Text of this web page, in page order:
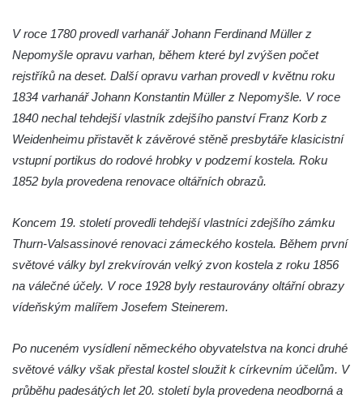
Kaple Panny Marie pod hradem Přimda
Kaple Panny Marie v Kunčicích nad Labem
Hrobová kaple na hřbitově v Rychnově u
Jablonce nad Nisou
Márnice/hřbitovní kaple na hřbitově v
Rychnově u Jablonce nad Nisou
Márnice na hřbitově v Krásné u Pěnčína
Výklenková kaple naproti domu čp. 34 v
Krásné u Pěnčína
Kostel svatého Josefa v Krásné u Pěnčína
poustevnou v Teplicích nad Metují
V roce 1780 provedl varhanář Johann Ferdinand Müller z
Nepomyšle opravu varhan, během které byl zvýšen počet
rejstříků na deset. Další opravu varhan provedl v květnu roku
1834 varhanář Johann Konstantin Müller z Nepomyšle. V roce
1840 nechal tehdejší vlastník zdejšího panství Franz Korb z
Weidenheimu přistavět k závěrové stěně presbytáře klasicistní
vstupní portikus do rodové hrobky v podzemí kostela. Roku
1852 byla provedena renovace oltářních obrazů.
Koncem 19. století provedli tehdejší vlastníci zdejšího zámku
Thurn-Valsassinové renovaci zámeckého kostela. Během první
světové války byl zrekvírován velký zvon kostela z roku 1856
na válečné účely. V roce 1928 byly restaurovány oltářní obrazy
vídeňským malířem Josefem Steinerem.
Po nuceném vysídlení německého obyvatelstva na konci druhé
světové války však přestal kostel sloužit k církevním účelům. V
průběhu padesátých let 20. století byla provedena neodborná a